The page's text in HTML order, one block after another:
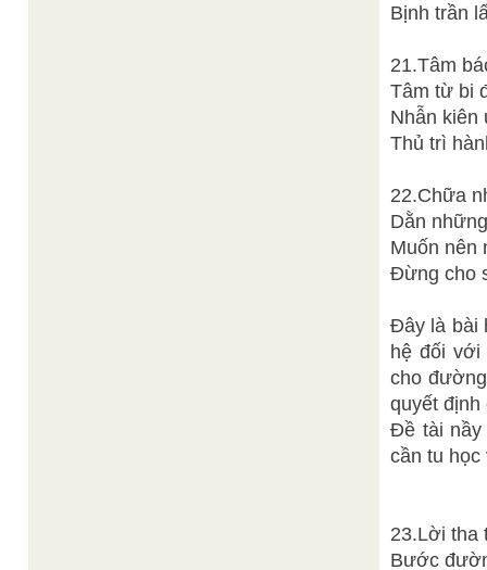
Bịnh trần
21.Tâm
Tâm từ bi
Nhẫn kiên
Thủ trì
22.Chữa
Dằn
Muốn nên
Đừng cho
Đây là bài
hệ đối
cho
quyết định
Đề tài nầy
cần tu
23.Lời tha
Bước